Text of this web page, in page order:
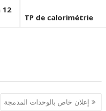
12
TP de calorimétrie
إعلان خاص بالوحدات المدمجة